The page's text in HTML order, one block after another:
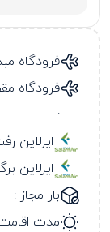
فرودگاه
فرودگاه
:
ایرلاین
ایرلاین
بار مجاز :
مدت